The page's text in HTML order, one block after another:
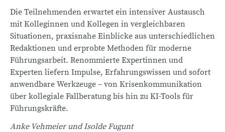
Die Teilnehmenden erwartet ein intensiver Austausch
mit Kolleginnen und Kollegen in vergleichbaren
Situationen, praxisnahe Einblicke aus unterschiedlichen
Redaktionen und erprobte Methoden für moderne
Führungsarbeit. Renommierte Expertinnen und
Experten liefern Impulse, Erfahrungswissen und sofort
anwendbare Werkzeuge – von Krisenkommunikation
über kollegiale Fallberatung bis hin zu KI-Tools für
Führungskräfte.
Anke Vehmeier und Isolde Fugunt